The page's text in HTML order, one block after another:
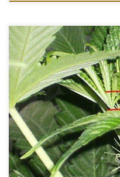
W uprawie roślin
pielęgnacja. Na […]